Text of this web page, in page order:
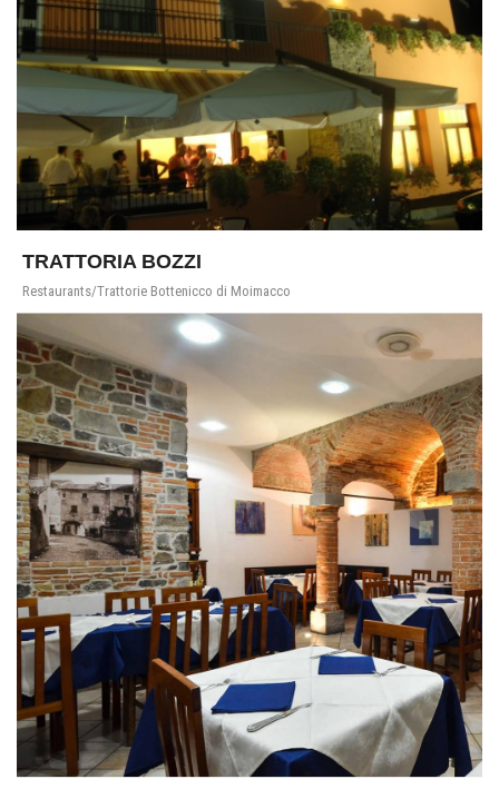
TRATTORIA BOZZI
Restaurants/Trattorie Bottenicco di Moimacco